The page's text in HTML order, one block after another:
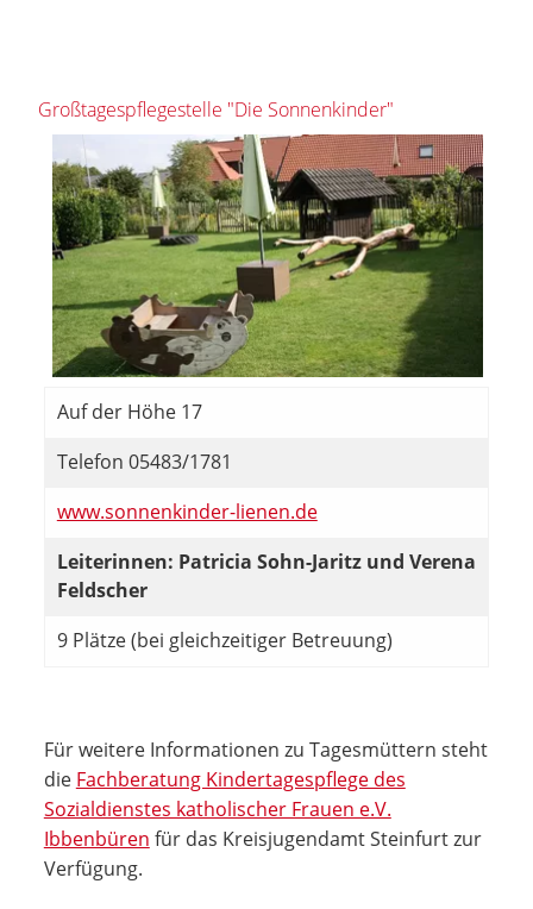
Großtagespflegestelle "Die Sonnenkinder"
Auf der Höhe 17
Telefon 05483/1781
www.sonnenkinder-lienen.de
Leiterinnen: Patricia Sohn-Jaritz und Verena
Feldscher
9 Plätze (bei gleichzeitiger Betreuung)
Für weitere Informationen zu Tagesmüttern steht
die Fachberatung Kindertagespflege des
Sozialdienstes katholischer Frauen e.V.
Ibbenbüren für das Kreisjugendamt Steinfurt zur
Verfügung.